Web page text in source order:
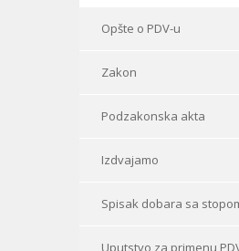
Opšte o PDV-u
Zakon
Podzakonska akta
Izdvajamo
Spisak dobara sa
Uputstvo za primenu